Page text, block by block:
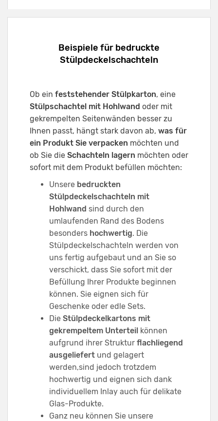
Beispiele für bedruckte
Stülpdeckelschachteln
Ob ein feststehender Stülpkarton, eine
Stülpschachtel mit Hohlwand oder mit
gekrempelten Seitenwänden besser zu
Ihnen passt, hängt stark davon ab, was für
ein Produkt Sie verpacken möchten und
ob Sie die Schachteln lagern möchten oder
sofort mit dem Produkt befüllen möchten:
Unsere bedruckten
Stülpdeckelschachteln mit
Hohlwand sind durch den
umlaufenden Rand des Bodens
besonders hochwertig. Die
Stülpdeckelschachteln werden von
uns fertig aufgebaut und an Sie so
verschickt, dass Sie sofort mit der
Befüllung Ihrer Produkte beginnen
können. Sie eignen sich für
Geschenke oder edle Sets.
Die Stülpdeckelkartons mit
gekrempeltem Unterteil können
aufgrund ihrer Struktur flachliegend
ausgeliefert und gelagert
werden,sind jedoch trotzdem
hochwertig und eignen sich dank
individuellem Inlay auch für delikate
Glas-Produkte.
Ganz neu können Sie unsere